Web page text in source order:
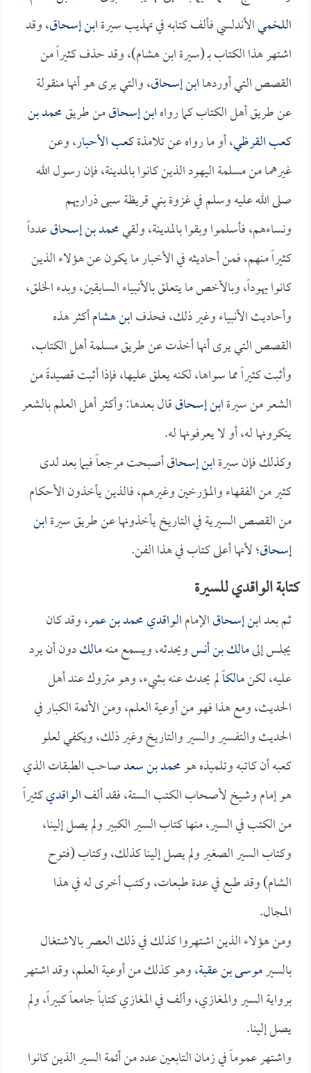
اللخميالأندلسي فألف كتابه في تهذيب سيرةابن إسحاق، وقد
اشتهر هذا الكتاب بـ (سيرة ابن هشام)، وقد حذف كثيراً من
القصص التي أوردهاابن إسحاق، والتي يرى هو أنها منقولة
عن طريق أهل الكتاب كما رواهابن إسحاقمن طريقمحمد بن
كعب القرظي، أو ما رواه عن تلامذةكعب الأحبار، وعن
غيرهما من مسلمة اليهود الذين كانوا بالمدينة، فإن رسول الله
صلى الله عليه وسلم في غزوة بني قريظة سبى ذراريهم
ونساءهم، فأسلموا وبقوا بالمدينة، ولقيمحمد بن إسحاقعدداً
كثيراً منهم، فمن أحاديثه في الأخبار ما يكون عن هؤلاء الذين
كانوا يهوداً، وبالأخص ما يتعلق بالأنبياء السابقين، وبدء الخلق،
وأحاديث الأنبياء وغير ذلك، فحذفابن هشامأكثر هذه
القصص التي يرى أنها أخذت عن طريق مسلمة أهل الكتاب،
وأثبت كثيراً مما سواها، لكنه يعلق عليها، فإذا أثبت قصيدةً من
الشعر من سيرةابن إسحاققال بعدها: وأكثر أهل العلم بالشعر
ينكرونها له، أو لا يعرفونها له.
وكذلك فإن سيرةابن إسحاقأصبحت مرجعاً فيما بعد لدى
كثير من الفقهاء والمؤرخين وغيرهم، فالذين يأخذون الأحكام
من القصص السيرية في التاريخ يأخذونها عن طريق سيرةابن
إسحاق؛ لأنها أعلى كتاب في هذا الفن.
كتابة الواقدي للسيرة
ثم بعدابن إسحاقالإمامالواقدي محمد بن عمر، وقد كان
يجلس إلىمالك بن أنسويحدثه، ويسمع منهمالكدون أن يرد
عليه، لكنمالكاًلم يحدث عنه بشيء، وهو متروك عند أهل
الحديث، ومع هذا فهو من أوعية العلم، ومن الأئمة الكبار في
الحديث والتفسير والسير والتاريخ وغير ذلك، ويكفي لعلو
كعبه أن كاتبه وتلميذه هومحمد بن سعدصاحب الطبقات الذي
هو إمام وشيخ لأصحاب الكتب الستة، فقد ألفالواقديكثيراً
من الكتب في السير، منها كتاب السير الكبير ولم يصل إلينا،
وكتاب السير الصغير ولم يصل إلينا كذلك، وكتاب (فتوح
الشام) وقد طبع في عدة طبعات، وكتب أخرى له في هذا
المجال.
ومن هؤلاء الذين اشتهروا كذلك في ذلك العصر بالاشتغال
بالسيرموسى بن عقبة، وهو كذلك من أوعية العلم، وقد اشتهر
برواية السير والمغازي، وألف في المغازي كتاباً جامعاً كبيراً، ولم
يصل إلينا.
واشتهر عموماً في زمان التابعين عدد من أئمة السير الذين كانوا